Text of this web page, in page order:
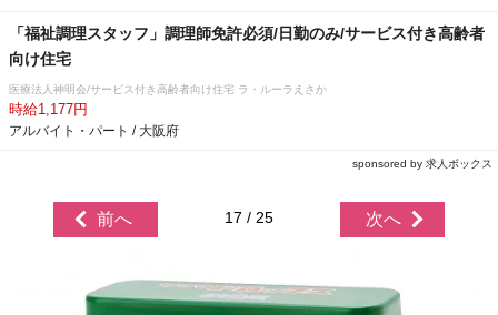
「福祉調理スタッフ」調理師免許必須/日勤のみ/サービス付き高齢者
向け住宅
医療法人神明会/サービス付き高齢者向け住宅 ラ・ルーラえさか
時給1,177円
アルバイト・パート / 大阪府
sponsored by 求人ボックス
前へ 17 / 25 次へ